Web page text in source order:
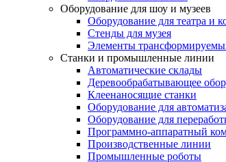
Оборудование для шоу и музеев
Оборудование для театра и
Стенды для музея
Элементы
Станки и промышленные линии
Автоматические склады
Деревообрабатывающее
Клеенаносящие станки
Оборудование для
Оборудование для
Программно-аппаратный
Производственные линии
Промышленные роботы